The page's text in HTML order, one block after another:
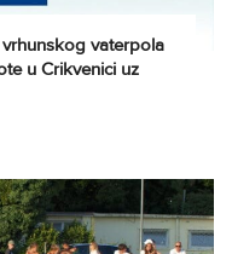
vaterpola
u Crikvenici uz